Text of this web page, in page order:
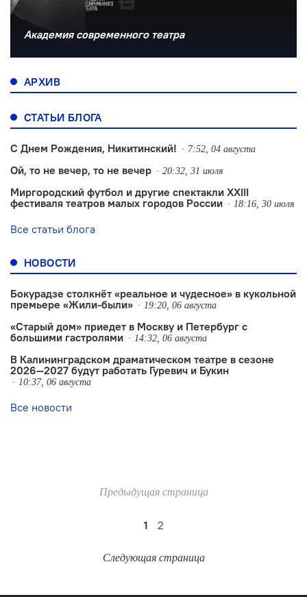
Академия современного театра
АРХИВ
СТАТЬИ БЛОГА
С Днем Рождения, Никитинский! 7:52, 04 августа
Ой, то не вечер, то не вечер 20:32, 31 июля
Миргородский футбол и другие спектакли XXIII
фестиваля театров малых городов России
18:16, 30 июля
Все статьи блога
НОВОСТИ
Бокурадзе столкнëт «реальное и чудесное» в кукольной
премьере «Жили-были»
19:20, 06 августа
«Старый дом» приедет в Москву и Петербург с
большими гастролями
14:32, 06 августа
В Калининградском драматическом театре в сезоне
2026—2027 будут работать Гуревич и Букин
10:37, 06 августа
Все новости
Предыдущая страница
1 2
Следующая страница